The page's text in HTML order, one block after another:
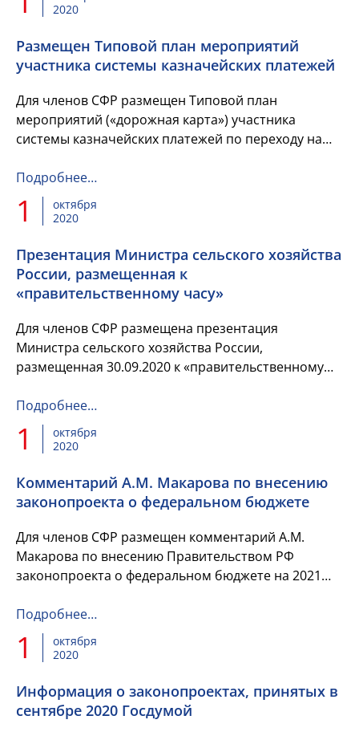
2020
Размещен Типовой план мероприятий
участника системы казначейских платежей
Для членов СФР размещен Типовой план
мероприятий («дорожная карта») участника
системы казначейских платежей по переходу на
казначейских платежей (в дополнение...
Подробнее…
1
октября
2020
Презентация Министра сельского хозяйства
России, размещенная к
«правительственному часу»
Для членов СФР размещена презентация
Министра сельского хозяйства России,
размещенная 30.09.2020 к «правительственному
реализации государственной программы РФ ...
Подробнее…
1
октября
2020
Комментарий А.М. Макарова по внесению
законопроекта о федеральном бюджете
Для членов СФР размещен комментарий А.М.
Макарова по внесению Правительством РФ
законопроекта о федеральном бюджете на 2021
Подробнее…
1
октября
2020
Информация о законопроектах, принятых в
сентябре 2020 Госдумой